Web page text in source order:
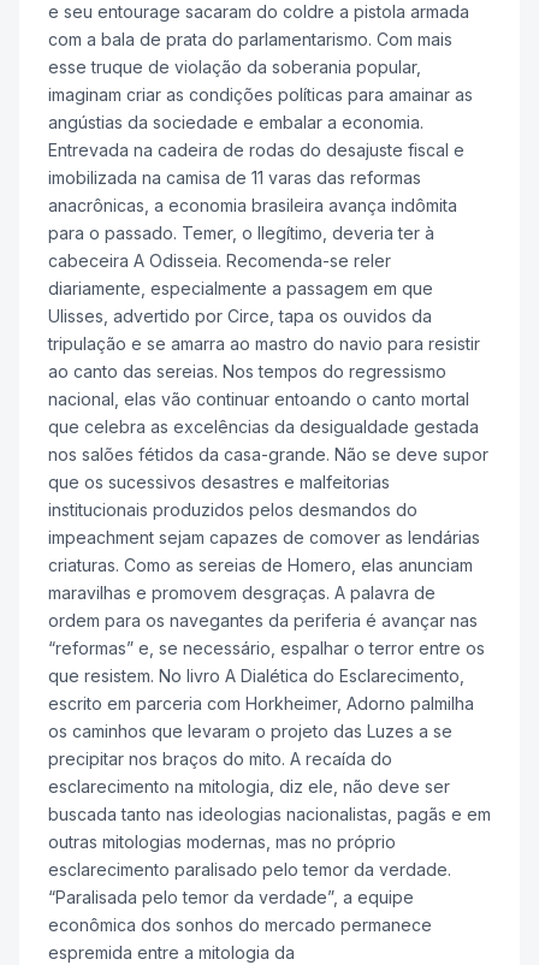
e seu entourage sacaram do coldre a pistola armada
com a bala de prata do parlamentarismo. Com mais
esse truque de violação da soberania popular,
imaginam criar as condições políticas para amainar as
angústias da sociedade e embalar a economia.
Entrevada na cadeira de rodas do desajuste fiscal e
imobilizada na camisa de 11 varas das reformas
anacrônicas, a economia brasileira avança indômita
para o passado. Temer, o Ilegítimo, deveria ter à
cabeceira A Odisseia. Recomenda-se reler
diariamente, especialmente a passagem em que
Ulisses, advertido por Circe, tapa os ouvidos da
tripulação e se amarra ao mastro do navio para resistir
ao canto das sereias. Nos tempos do regressismo
nacional, elas vão continuar entoando o canto mortal
que celebra as excelências da desigualdade gestada
nos salões fétidos da casa-grande. Não se deve supor
que os sucessivos desastres e malfeitorias
institucionais produzidos pelos desmandos do
impeachment sejam capazes de comover as lendárias
criaturas. Como as sereias de Homero, elas anunciam
maravilhas e promovem desgraças. A palavra de
ordem para os navegantes da periferia é avançar nas
“reformas” e, se necessário, espalhar o terror entre os
que resistem. No livro A Dialética do Esclarecimento,
escrito em parceria com Horkheimer, Adorno palmilha
os caminhos que levaram o projeto das Luzes a se
precipitar nos braços do mito. A recaída do
esclarecimento na mitologia, diz ele, não deve ser
buscada tanto nas ideologias nacionalistas, pagãs e em
outras mitologias modernas, mas no próprio
esclarecimento paralisado pelo temor da verdade.
“Paralisada pelo temor da verdade”, a equipe
econômica dos sonhos do mercado permanece
espremida entre a mitologia da